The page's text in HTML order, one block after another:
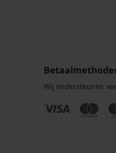
Wij ondersteunen